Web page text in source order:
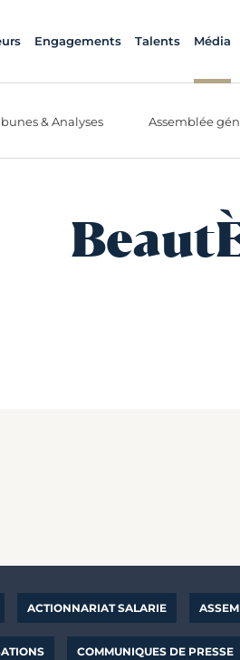
Engagements Talents Média
& Analyses Assemblée
ACTIONNARIAT SALARIE
COMMUNIQUES DE PRESSE